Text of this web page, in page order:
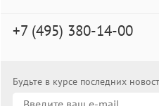
+7 (495) 380-14-00
Будьте в курсе последних